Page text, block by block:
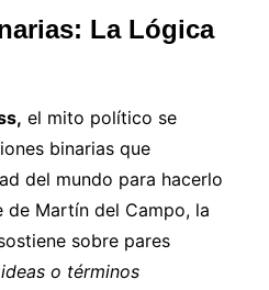
La Lógica
el mito político se
binarias que
del mundo para hacerlo
de Martín del Campo, la
sobre pares
o términos